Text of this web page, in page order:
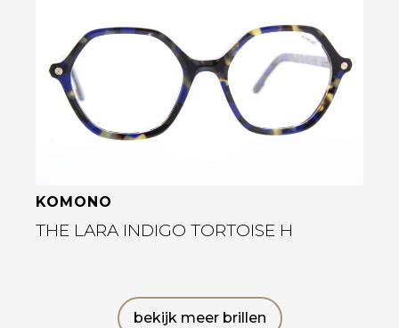
Bekijk deze bril
KOMONO
THE LARA INDIGO TORTOISE H
bekijk meer brillen